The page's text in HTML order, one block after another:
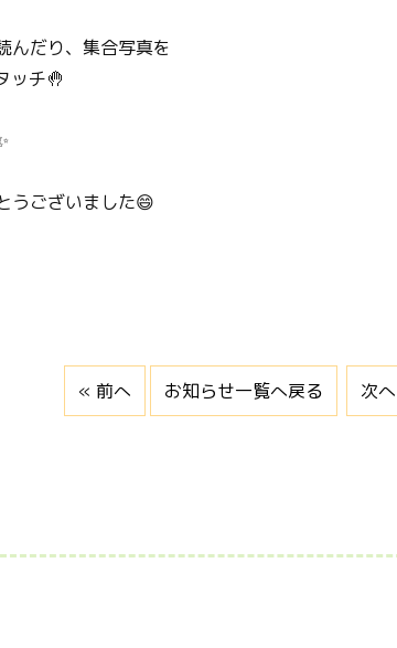
んだり、集合写真を
ッチ🤚
うございました😄
« 前へ お知らせ一覧へ戻る 次